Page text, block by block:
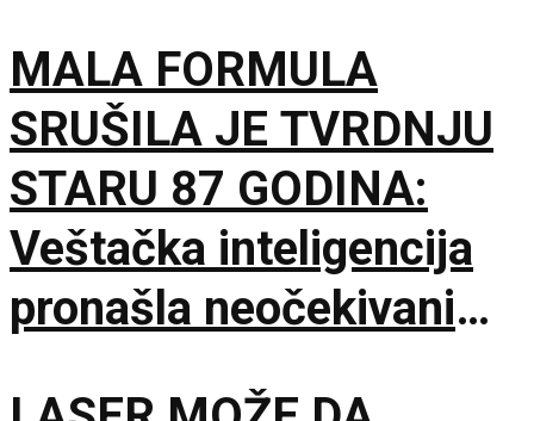
MALA FORMULA
SRUŠILA JE TVRDNJU
STARU 87 GODINA:
Veštačka inteligencija
pronašla neočekivani